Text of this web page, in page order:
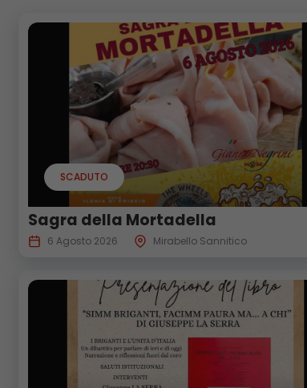
SCADUTO
Sagra della Mortadella
6 Agosto 2026 Mirabello Sannitico